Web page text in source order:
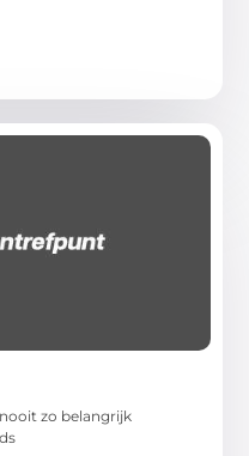
zo belangrijk